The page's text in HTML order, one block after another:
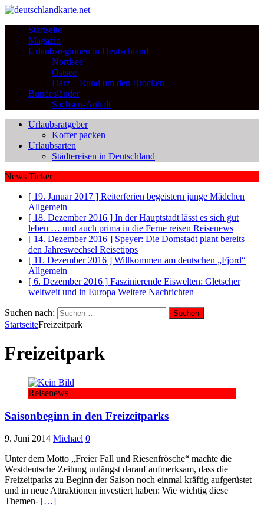
Startseite
Magazin
Urlaubsregionen in Deutschland
Nordsee
Ostsee
Harz – Rund um den Brocken
Bundesländer
Sachsen-Anhalt
Urlaubsratgeber
Koffer packen
Urlaubsarten
Städtereisen in Deutschland
News Ticker
[ 19. Januar 2017 ] Reiterferien begeistern junge Mädchen
Allgemein
[ 18. Dezember 2016 ] In der Hauptstadt lässt es sich gut
leben … und auch prima in die Ferne reisen Reisenews
[ 14. Dezember 2016 ] Speyer: Die Domstadt plant bereits
den Jahreswechsel Reisetipps
[ 11. Dezember 2016 ] Willkommen am deutschen „Fjord“
Allgemein
[ 6. Dezember 2016 ] Faszinierende Eiswelten: Gletscher
weltweit und in Europa Weitere Nachrichten
Suchen nach:
StartseiteFreizeitpark
Freizeitpark
Reisenews
Saisonbeginn in den Freizeitparks
9. Juni 2014 Michael 0
Unter dem Motto „Freier Fall und Riesenfrösche“ machte die
Westdeutsche Zeitung unlängst darauf aufmerksam, dass die
Freizeitparks zu Beginn der Saison noch einmal kräftig aufgerüstet
und in neue Attraktionen investiert haben: Wie wichtig diese
Themen- […]